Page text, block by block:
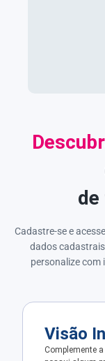
Cadastre-se e
dados
personalize
Visão
Complemente